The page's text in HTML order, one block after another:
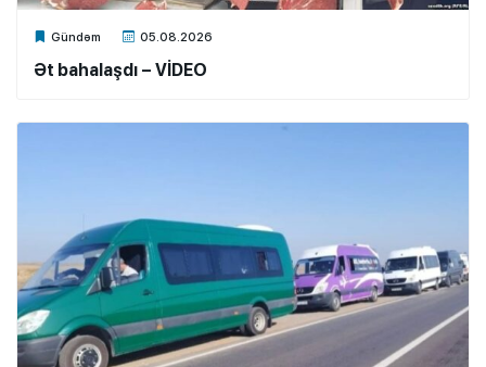
Gündəm 05.08.2026
Xalq.Online
Ət bahalaşdı – VİDEO